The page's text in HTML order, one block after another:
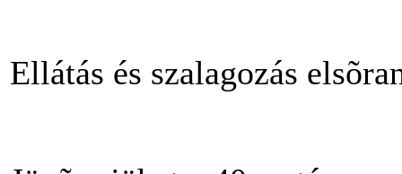
Ellátás és szalagozás